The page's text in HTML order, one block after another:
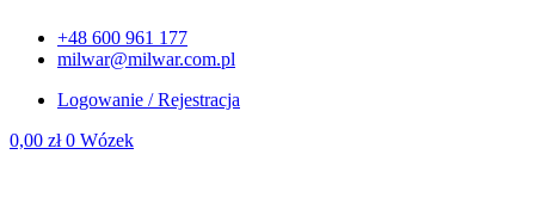
+48 600 961 177
milwar@milwar.com.pl
Logowanie / Rejestracja
0,00 zł 0 Wózek